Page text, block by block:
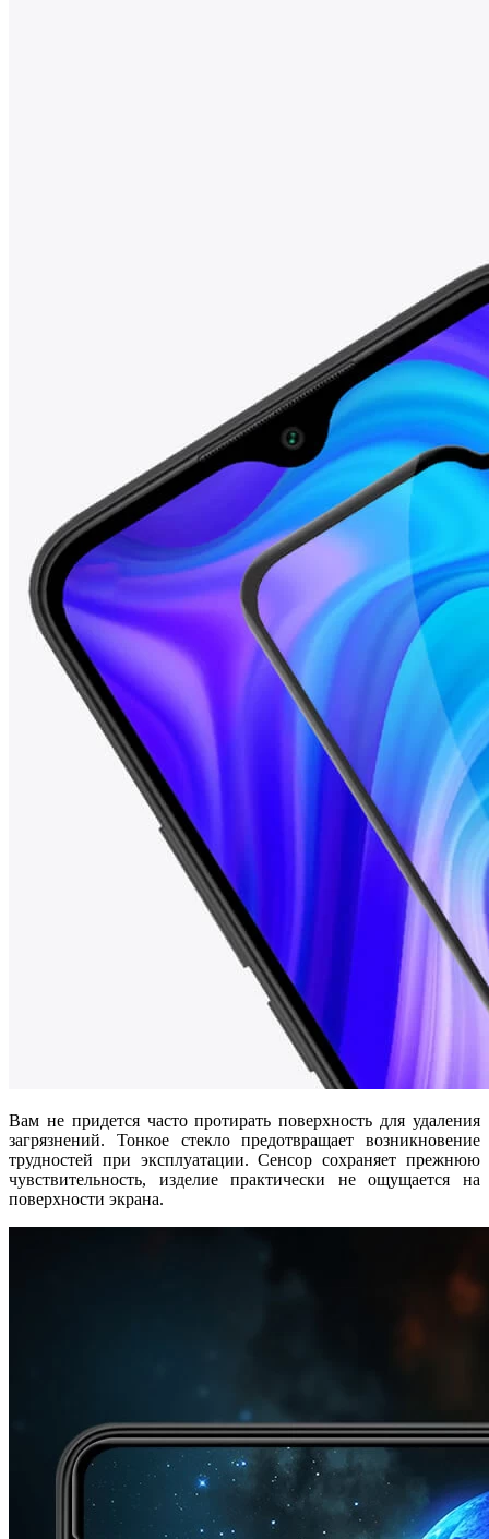
Вам не придется часто протирать поверхность для удаления
загрязнений. Тонкое стекло предотвращает возникновение
трудностей при эксплуатации. Сенсор сохраняет прежнюю
чувствительность, изделие практически не ощущается на
поверхности экрана.